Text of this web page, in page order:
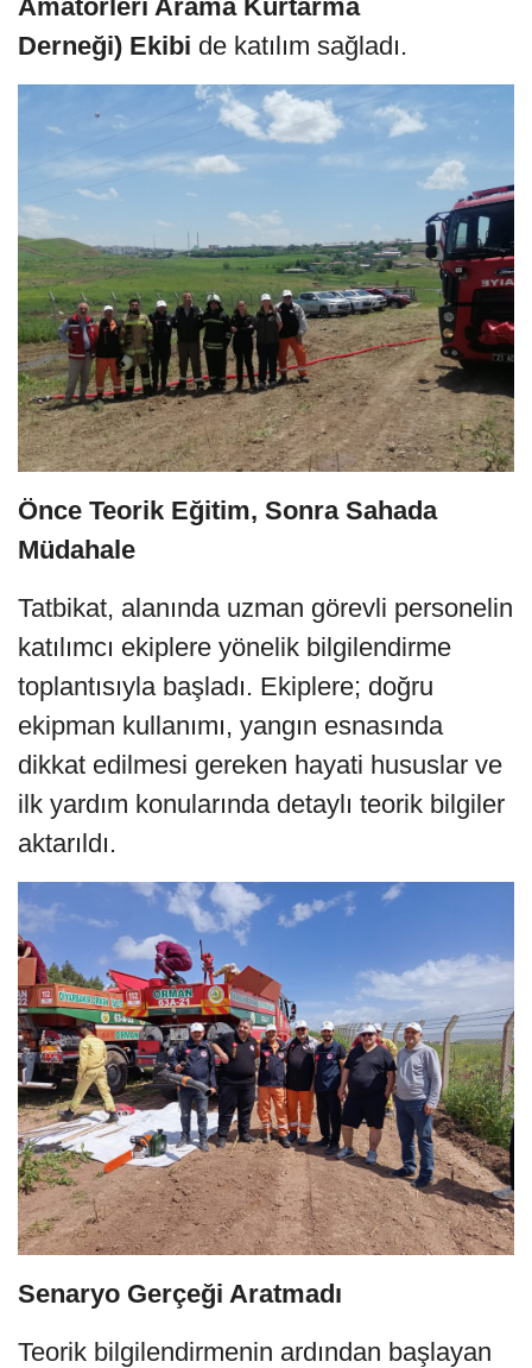
Amatörleri Arama Kurtarma
Derneği) Ekibi de katılım sağladı.
Önce Teorik Eğitim, Sonra Sahada
Müdahale
Tatbikat, alanında uzman görevli personelin
katılımcı ekiplere yönelik bilgilendirme
toplantısıyla başladı. Ekiplere; doğru
ekipman kullanımı, yangın esnasında
dikkat edilmesi gereken hayati hususlar ve
ilk yardım konularında detaylı teorik bilgiler
aktarıldı.
Senaryo Gerçeği Aratmadı
Teorik bilgilendirmenin ardından başlayan